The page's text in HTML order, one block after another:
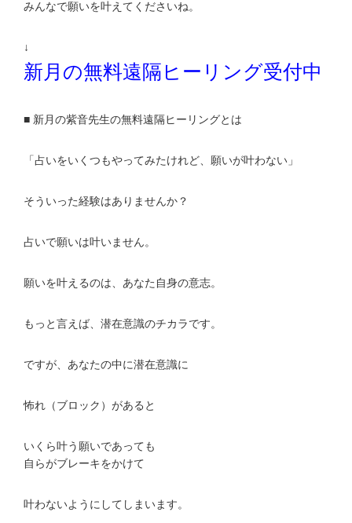
みんなで願いを叶えてくださいね。
↓
新月の無料遠隔ヒーリング受付中
■ 新月の紫音先生の無料遠隔ヒーリングとは
「占いをいくつもやってみたけれど、願いが叶わない」
そういった経験はありませんか？
占いで願いは叶いません。
願いを叶えるのは、あなた自身の意志。
もっと言えば、潜在意識のチカラです。
ですが、あなたの中に潜在意識に
怖れ（ブロック）があると
いくら叶う願いであっても
自らがブレーキをかけて
叶わないようにしてしまいます。